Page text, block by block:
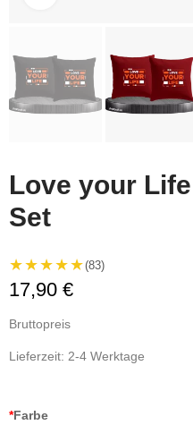
Love your
Set
★★★★★(83)
17,90 €
Bruttopreis
Lieferzeit: 2-4 Werktage
*Farbe